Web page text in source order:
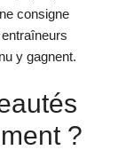
consigne
y gagnent.
?